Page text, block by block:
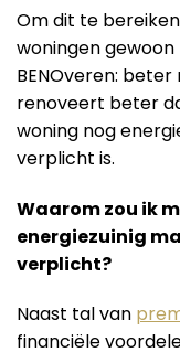
Om dit te
woningen
BENOveren: beter
renoveert beter
woning nog
verplicht is.
Waarom zou ik
energiezuinig
verplicht?
Naast tal van
financiële